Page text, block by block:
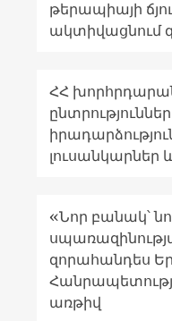
թերապիայի
ակտիվացնում
ՀՀ
լուսանկարներ
«Նոր բանակ՝
զորահանդես
առթիվ